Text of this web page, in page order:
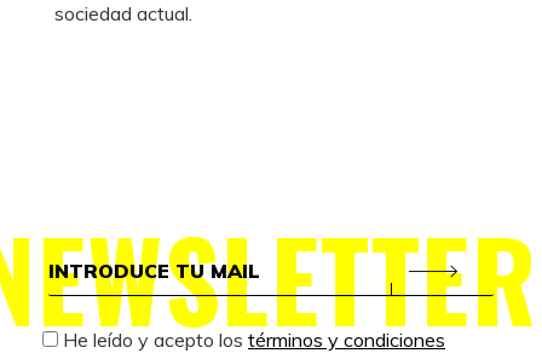
sociedad actual.
He leído y acepto los términos y condiciones